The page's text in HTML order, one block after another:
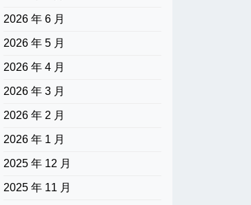
2026 年 6 月
2026 年 5 月
2026 年 4 月
2026 年 3 月
2026 年 2 月
2026 年 1 月
2025 年 12 月
2025 年 11 月